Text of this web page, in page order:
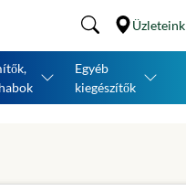
Üzleteink
Egyéb
kiegészítők